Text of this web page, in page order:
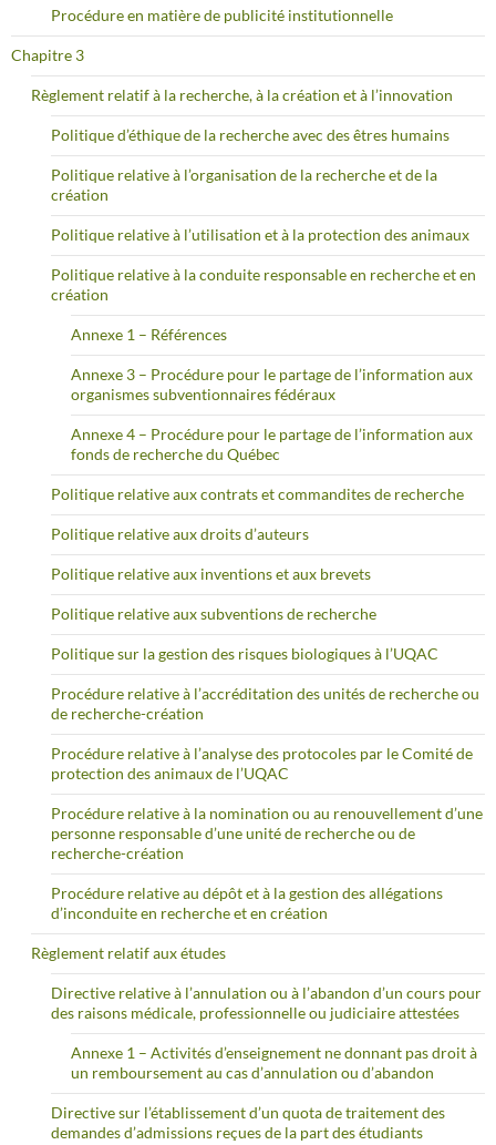
Procédure en matière de publicité institutionnelle
Chapitre 3
Règlement relatif à la recherche, à la création et à l’innovation
Politique d’éthique de la recherche avec des êtres humains
Politique relative à l’organisation de la recherche et de la
création
Politique relative à l’utilisation et à la protection des animaux
Politique relative à la conduite responsable en recherche et en
création
Annexe 1 – Références
Annexe 3 – Procédure pour le partage de l’information aux
organismes subventionnaires fédéraux
Annexe 4 – Procédure pour le partage de l’information aux
fonds de recherche du Québec
Politique relative aux contrats et commandites de recherche
Politique relative aux droits d’auteurs
Politique relative aux inventions et aux brevets
Politique relative aux subventions de recherche
Politique sur la gestion des risques biologiques à l’UQAC
Procédure relative à l’accréditation des unités de recherche ou
de recherche-création
Procédure relative à l’analyse des protocoles par le Comité de
protection des animaux de l’UQAC
Procédure relative à la nomination ou au renouvellement d’une
personne responsable d’une unité de recherche ou de
recherche-création
Procédure relative au dépôt et à la gestion des allégations
d’inconduite en recherche et en création
Règlement relatif aux études
Directive relative à l’annulation ou à l’abandon d’un cours pour
des raisons médicale, professionnelle ou judiciaire attestées
Annexe 1 – Activités d’enseignement ne donnant pas droit à
un remboursement au cas d’annulation ou d’abandon
Directive sur l’établissement d’un quota de traitement des
demandes d’admissions reçues de la part des étudiants